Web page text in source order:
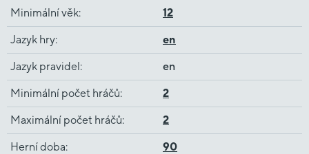
Minimální věk: 12
Jazyk hry: en
Jazyk pravidel: en
Minimální počet hráčů: 2
Maximální počet hráčů: 2
Herní doba: 90